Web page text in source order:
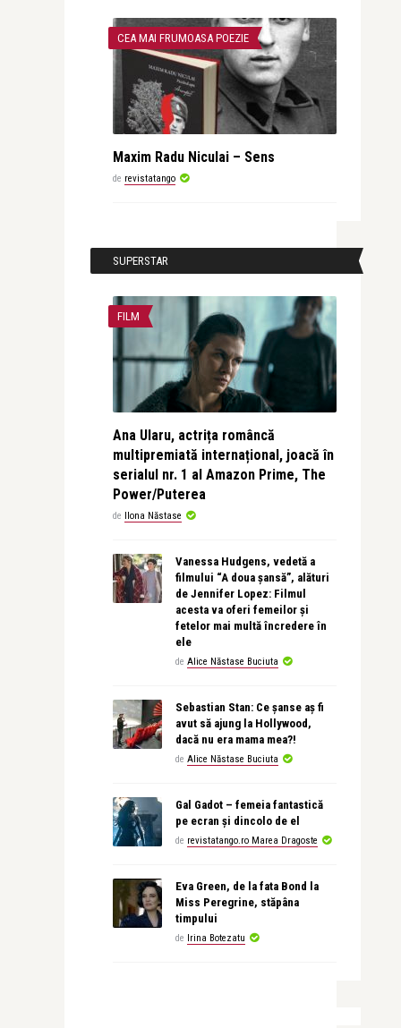
CEA MAI FRUMOASA POEZIE
Maxim Radu Niculai – Sens
de revistatango
SUPERSTAR
FILM
Ana Ularu, actrița româncă
multipremiată internațional, joacă în
serialul nr. 1 al Amazon Prime, The
Power/Puterea
de Ilona Năstase
Vanessa Hudgens, vedetă a
filmului “A doua șansă”, alături
de Jennifer Lopez: Filmul
acesta va oferi femeilor și
fetelor mai multă încredere în
ele
de Alice Năstase Buciuta
Sebastian Stan: Ce șanse aș fi
avut să ajung la Hollywood,
dacă nu era mama mea?!
de Alice Năstase Buciuta
Gal Gadot – femeia fantastică
pe ecran și dincolo de el
de revistatango.ro Marea Dragoste
Eva Green, de la fata Bond la
Miss Peregrine, stăpâna
timpului
de Irina Botezatu